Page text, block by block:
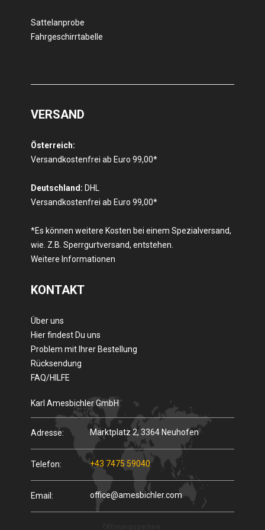
Sattelanprobe
Fahrgeschirrtabelle
VERSAND
Österreich:
Versandkostenfrei ab Euro 99,00*
Deutschland: DHL
Versandkostenfrei ab Euro 99,00*
*Es können weitere Kosten bei einem Spezialversand,
wie. Z.B. Sperrgurtversand, entstehen.
Weitere Informationen
KONTAKT
Über uns
Hier findest Du uns
Problem mit Ihrer Bestellung
Rücksendung
FAQ/HILFE
Karl Amesbichler GmbH
Adresse: Marktplatz 2, 3364 Neuhofen
Telefon: +43 7475 59040
Email: office@amesbichler.com